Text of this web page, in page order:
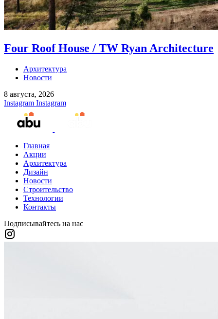
Four Roof House / TW Ryan Architecture
Архитектура
Новости
8 августа, 2026
Instagram Instagram
Главная
Акции
Архитектура
Дизайн
Новости
Строительство
Технологии
Контакты
Подписывайтесь на нас